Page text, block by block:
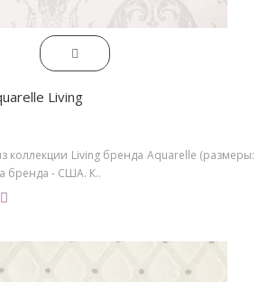
Living
коллекции Living бренда Aquarelle (размеры:
бренда - США. К..